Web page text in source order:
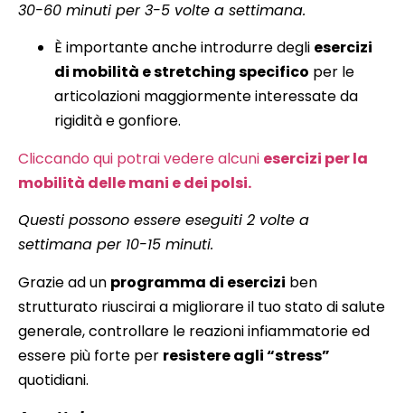
30-60 minuti per 3-5 volte a settimana.
È importante anche introdurre degli esercizi
di mobilità e stretching specifico per le
articolazioni maggiormente interessate da
rigidità e gonfiore.
Cliccando qui potrai vedere alcuni esercizi per la
mobilità delle mani e dei polsi.
Questi possono essere eseguiti 2 volte a
settimana per 10-15 minuti.
Grazie ad un programma di esercizi ben
strutturato riuscirai a migliorare il tuo stato di salute
generale, controllare le reazioni infiammatorie ed
essere più forte per resistere agli “stress”
quotidiani.